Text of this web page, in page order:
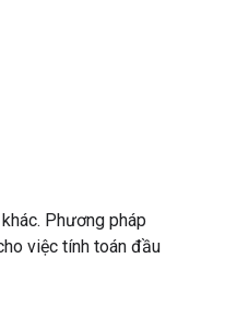
Phương pháp
việc tính toán đầu